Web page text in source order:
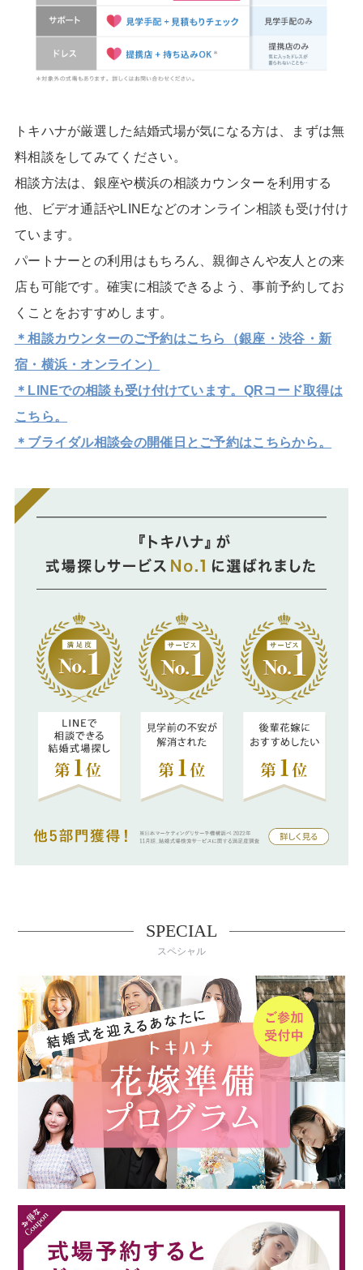
トキハナが厳選した結婚式場が気になる方は、まずは無
料相談をしてみてください。
相談方法は、銀座や横浜の相談カウンターを利用する
他、ビデオ通話やLINEなどのオンライン相談も受け付け
ています。
パートナーとの利用はもちろん、親御さんや友人との来
店も可能です。確実に相談できるよう、事前予約してお
くことをおすすめします。
＊相談カウンターのご予約はこちら（銀座・渋谷・新
宿・横浜・オンライン）
＊LINEでの相談も受け付けています。QRコード取得は
こちら。
＊ブライダル相談会の開催日とご予約はこちらから。
SPECIAL
スペシャル